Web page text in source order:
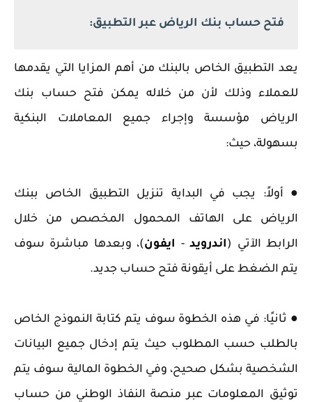
فتح حساب بنك الرياض عبر التطبيق:
يعد التطبيق الخاص بالبنك من أهم المزايا التي يقدمها
للعملاء وذلك لأن من خلاله يمكن فتح حساب بنك
الرياض مؤسسة وإجراء جميع المعاملات البنكية
بسهولة، حيث:
● أولاً: يجب في البداية تنزيل التطبيق الخاص ببنك
الرياض على الهاتف المحمول المخصص من خلال
الرابط الآتي ( اندرويد- ايفون)، وبعدها مباشرة سوف
يتم الضغط على أيقونة فتح حساب جديد.
● ثانيًا: في هذه الخطوة سوف يتم كتابة النموذج الخاص
بالطلب حسب المطلوب حيث يتم إدخال جميع البيانات
الشخصية بشكل صحيح، وفي الخطوة المالية سوف يتم
توثيق المعلومات عبر منصة النفاذ الوطني من حساب